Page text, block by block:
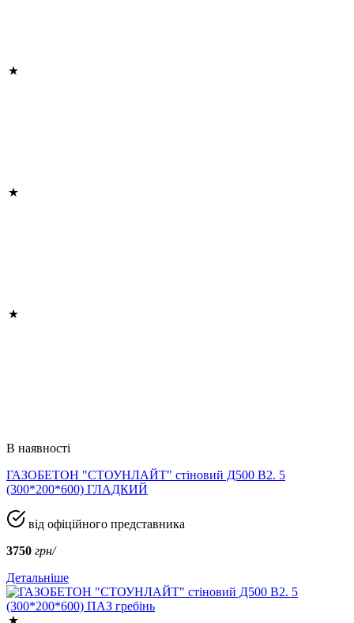
В наявності
ГАЗОБЕТОН "СТОУНЛАЙТ" стіновий Д500 В2. 5
(300*200*600) ГЛАДКИЙ
від офіційного представника
3750 грн/
Детальніше